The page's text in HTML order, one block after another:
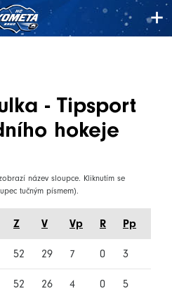
+
- Tipsport
hokeje
název sloupce. Kliknutím se
tučným písmem).
Z V Vp R Pp
52 29 7 0 3
52 26 4 0 5